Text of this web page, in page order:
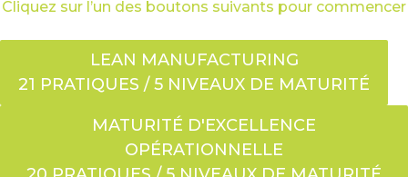
Cliquez sur l’un des boutons suivants pour commencer
LEAN MANUFACTURING
21 PRATIQUES / 5 NIVEAUX DE MATURITÉ
MATURITÉ D'EXCELLENCE
OPÉRATIONNELLE